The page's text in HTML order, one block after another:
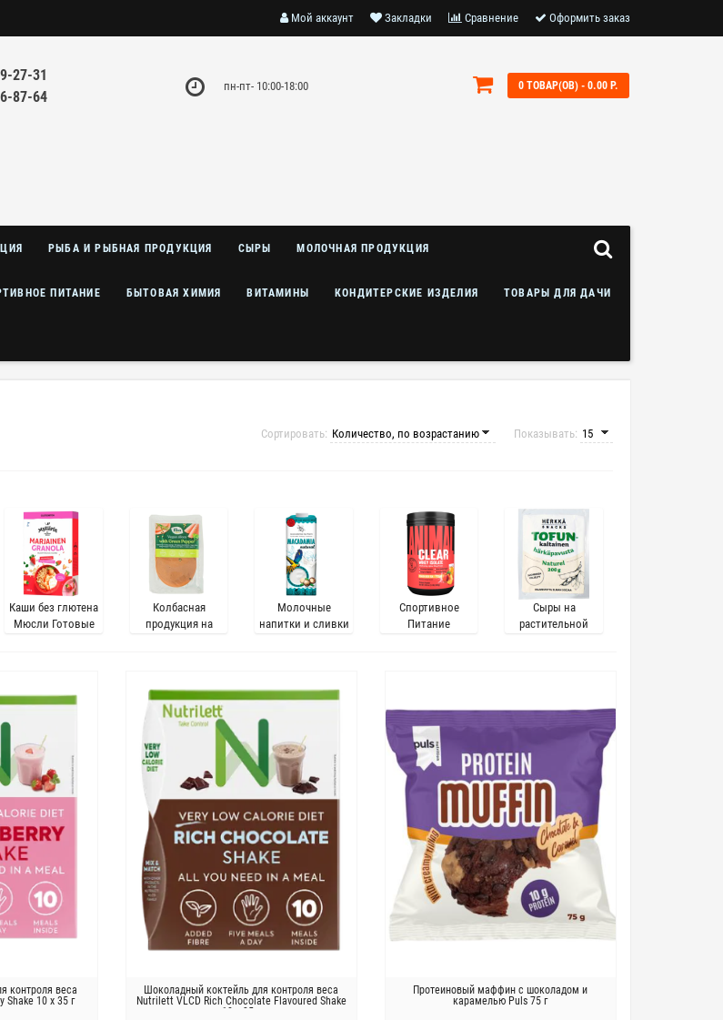
Мой аккаунт Закладки Сравнение Оформить заказ
27-31
87-64
пн-пт- 10:00-18:00 0 ТОВАР(ОВ) - 0.00 Р.
РЫБА И РЫБНАЯ ПРОДУКЦИЯ СЫРЫ МОЛОЧНАЯ ПРОДУКЦИЯ
ПИТАНИЕ БЫТОВАЯ ХИМИЯ ВИТАМИНЫ КОНДИТЕРСКИЕ ИЗДЕЛИЯ ТОВАРЫ ДЛЯ ДАЧИ
Показывать:
Сортировать:
Каши без глютена
Мюсли Готовые
Колбасная
продукция на
Молочные
напитки и сливки
Спортивное
Питание
Сыры на
растительной
контроля веса
Shake 10 х 35 г
Шоколадный коктейль для контроля веса
Nutrilett VLCD Rich Chocolate Flavoured Shake
10 х 35 г
Протеиновый маффин с шоколадом и
карамелью Puls 75 г